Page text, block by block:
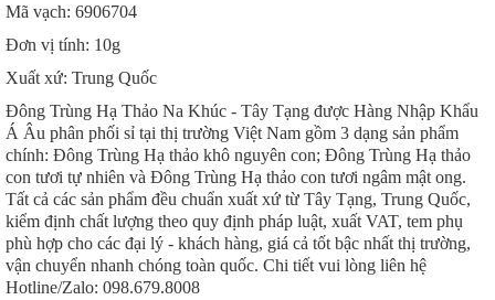
Mã vạch: 6906704
Đơn vị tính: 10g
Xuất xứ: Trung Quốc
Đông Trùng Hạ Thảo Na Khúc - Tây Tạng được Hàng Nhập Khẩu
Á Âu phân phối sỉ tại thị trường Việt Nam gồm 3 dạng sản phẩm
chính: Đông Trùng Hạ thảo khô nguyên con; Đông Trùng Hạ thảo
con tươi tự nhiên và Đông Trùng Hạ thảo con tươi ngâm mật ong.
Tất cả các sản phẩm đều chuẩn xuất xứ từ Tây Tạng, Trung Quốc,
kiểm định chất lượng theo quy định pháp luật, xuất VAT, tem phụ
phù hợp cho các đại lý - khách hàng, giá cả tốt bậc nhất thị trường,
vận chuyển nhanh chóng toàn quốc. Chi tiết vui lòng liên hệ
Hotline/Zalo: 098.679.8008